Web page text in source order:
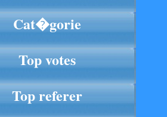
Cat�gorie
Top votes
Top referer